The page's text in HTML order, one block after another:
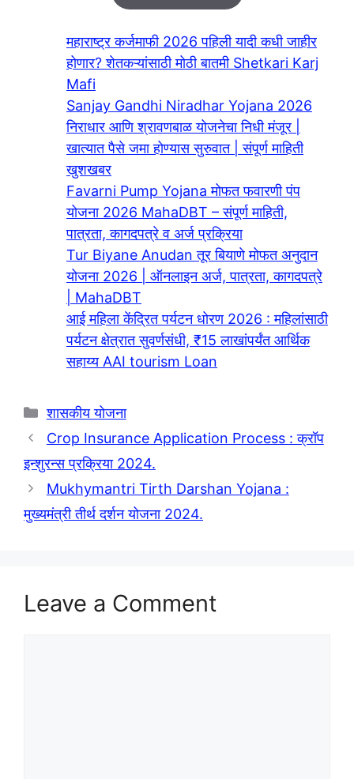
महाराष्ट्र कर्जमाफी 2026 पहिली यादी कधी जाहीर
होणार? शेतकऱ्यांसाठी मोठी बातमी Shetkari Karj
Mafi
Sanjay Gandhi Niradhar Yojana 2026
निराधार आणि श्रावणबाळ योजनेचा निधी मंजूर |
खात्यात पैसे जमा होण्यास सुरुवात | संपूर्ण माहिती
खुशखबर
Favarni Pump Yojana मोफत फवारणी पंप
योजना 2026 MahaDBT – संपूर्ण माहिती,
पात्रता, कागदपत्रे व अर्ज प्रक्रिया
Tur Biyane Anudan तूर बियाणे मोफत अनुदान
योजना 2026 | ऑनलाइन अर्ज, पात्रता, कागदपत्रे
| MahaDBT
आई महिला केंद्रित पर्यटन धोरण 2026 : महिलांसाठी
पर्यटन क्षेत्रात सुवर्णसंधी, ₹15 लाखांपर्यंत आर्थिक
सहाय्य AAI tourism Loan
Categories
शासकीय योजना
Crop Insurance Application Process : क्रॉप
इन्शुरन्स प्रक्रिया 2024.
Mukhymantri Tirth Darshan Yojana :
मुख्यमंत्री तीर्थ दर्शन योजना 2024.
Leave a Comment